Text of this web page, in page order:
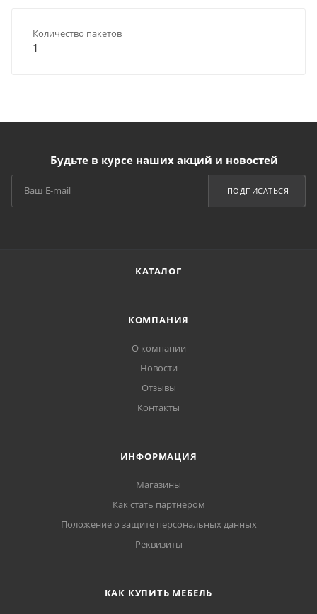
Количество пакетов
1
Будьте в курсе наших акций и новостей
ПОДПИСАТЬСЯ
КАТАЛОГ
КОМПАНИЯ
О компании
Новости
Отзывы
Контакты
ИНФОРМАЦИЯ
Магазины
Как стать партнером
Положение о защите персональных данных
Реквизиты
КАК КУПИТЬ МЕБЕЛЬ